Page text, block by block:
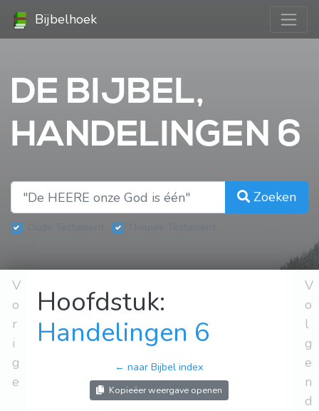
Bijbelhoek
DE BIJBEL,
HANDELINGEN 6
Zoeken
V
o
r
i
g
e
Hoofdstuk:
Handelingen 6
← naar Bijbel index
Kopieëer weergave openen
V
o
l
g
e
n
d